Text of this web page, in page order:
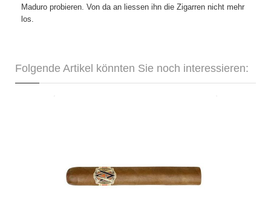
Maduro probieren. Von da an liessen ihn die Zigarren nicht mehr
los.
Folgende Artikel könnten Sie noch interessieren:
Länge: 15
mild bis mittelkräftig